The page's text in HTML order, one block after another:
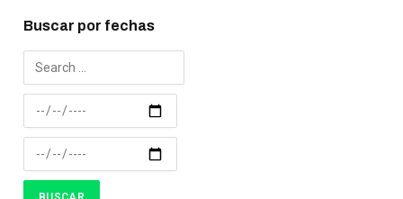
Buscar por fechas